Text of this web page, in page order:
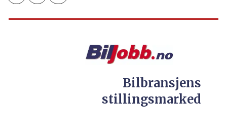
Bilbransjens
stillingsmarked